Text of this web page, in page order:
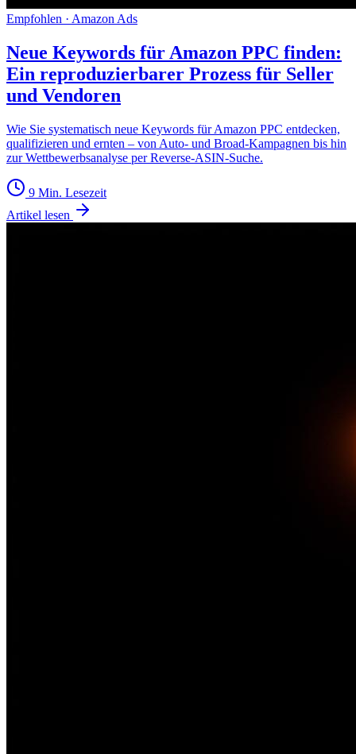
Empfohlen · Amazon Ads
Neue Keywords für Amazon PPC finden:
Ein reproduzierbarer Prozess für Seller
und Vendoren
Wie Sie systematisch neue Keywords für Amazon PPC entdecken,
qualifizieren und ernten – von Auto- und Broad-Kampagnen bis hin
zur Wettbewerbsanalyse per Reverse-ASIN-Suche.
9 Min. Lesezeit
Artikel lesen